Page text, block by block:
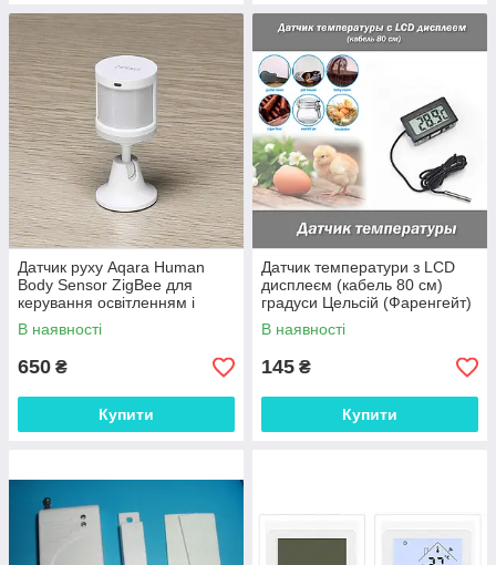
Датчик руху Aqara Human
Body Sensor ZigBee для
керування освітленням і
налаштування безпеки
В наявності
650 ₴
Купити
Датчик температури з LCD
дисплеєм (кабель 80 см)
градуси Цельсій (Фаренгейт)
В наявності
145 ₴
Купити